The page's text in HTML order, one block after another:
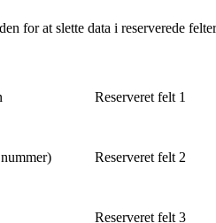
for at slette data i reserverede
Reserveret felt 1
Reserveret felt 2
Reserveret felt 3